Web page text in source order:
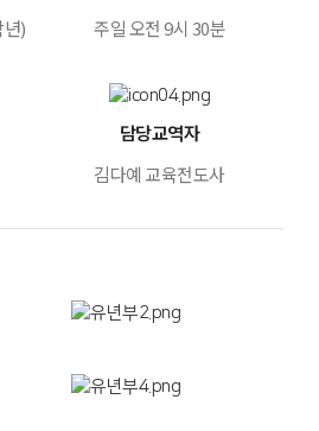
)
주일 오전 9시 30분
담당교역자
김다예 교육전도사